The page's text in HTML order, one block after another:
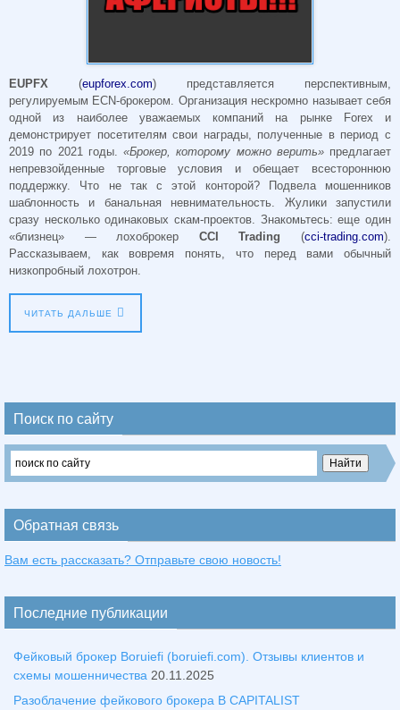
EUPFX (eupforex.com) представляется перспективным,
регулируемым ECN-брокером. Организация нескромно называет себя
одной из наиболее уважаемых компаний на рынке Forex и
демонстрирует посетителям свои награды, полученные в период с
2019 по 2021 годы. «Брокер, которому можно верить»предлагает
непревзойденные торговые условия и обещает всестороннюю
поддержку. Что не так с этой конторой? Подвела мошенников
шаблонность и банальная невнимательность. Жулики запустили
сразу несколько одинаковых скам-проектов. Знакомьтесь: еще один
«близнец» — лохоброкер CCI Trading (cci-trading.com).
Рассказываем, как вовремя понять, что перед вами обычный
низкопробный лохотрон.
ЧИТАТЬ ДАЛЬШЕ
Поиск по сайту
Обратная связь
Вам есть рассказать? Отправьте свою новость!
Последние публикации
Фейковый брокер Boruiefi (boruiefi.com). Отзывы клиентов и
схемы мошенничества 20.11.2025
Разоблачение фейкового брокера B CAPITALIST